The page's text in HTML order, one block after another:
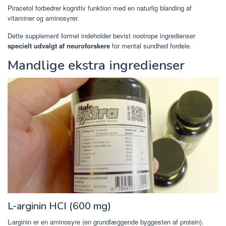
Piracetol forbedrer kognitiv funktion med en naturlig blanding af
vitaminer og aminosyrer.
Dette supplement formel indeholder bevist nootrope ingredienser
specielt udvalgt af neuroforskere for mental sundhed fordele.
Mandlige ekstra ingredienser
L-arginin HCI (600 mg)
L-arginin er en aminosyre (en grundlæggende byggesten af ​​protein).